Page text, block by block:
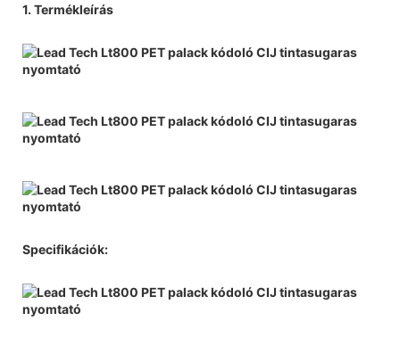
1. Termékleírás
Specifikációk: